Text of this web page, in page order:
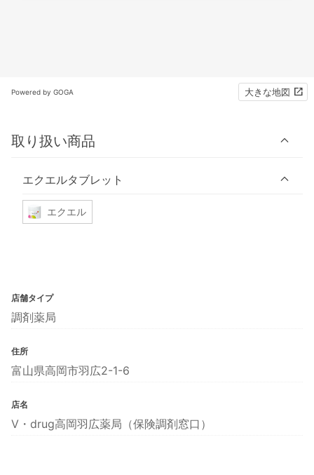
Powered by GOGA 大きな地図
取り扱い商品
エクエルタブレット
エクエル
店舗タイプ
調剤薬局
住所
富山県高岡市羽広2-1-6
店名
V・drug高岡羽広薬局（保険調剤窓口）